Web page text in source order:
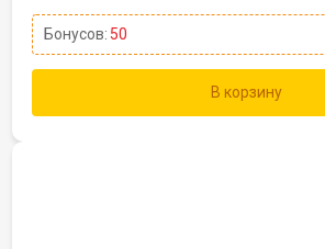
Бонусов: 50
В корзину